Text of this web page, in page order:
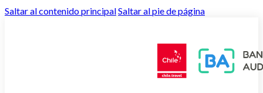
Saltar al contenido principalSaltar al pie de página